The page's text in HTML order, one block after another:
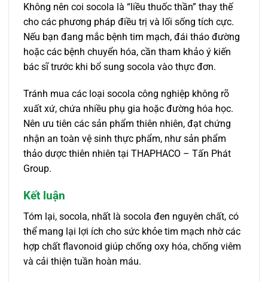
Không nên coi socola là “liều thuốc thần” thay thế
cho các phương pháp điều trị và lối sống tích cực.
Nếu bạn đang mắc bệnh tim mạch, đái tháo đường
hoặc các bệnh chuyển hóa, cần tham khảo ý kiến
bác sĩ trước khi bổ sung socola vào thực đơn.
Tránh mua các loại socola công nghiệp không rõ
xuất xứ, chứa nhiều phụ gia hoặc đường hóa học.
Nên ưu tiên các sản phẩm thiên nhiên, đạt chứng
nhận an toàn vệ sinh thực phẩm, như sản phẩm
thảo dược thiên nhiên tại THAPHACO – Tấn Phát
Group.
Kết luận
Tóm lại, socola, nhất là socola đen nguyên chất, có
thể mang lại lợi ích cho sức khỏe tim mạch nhờ các
hợp chất flavonoid giúp chống oxy hóa, chống viêm
và cải thiện tuần hoàn máu.